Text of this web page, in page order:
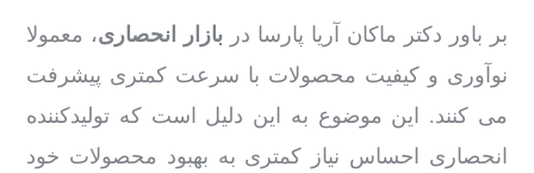
بر باور دکتر ماکان آریا پارسا در بازار انحصاری، معمولا
نوآوری و کیفیت محصولات با سرعت کمتری پیشرفت
می کنند. این موضوع به این دلیل است که تولیدکننده
انحصاری احساس نیاز کمتری به بهبود محصولات خود